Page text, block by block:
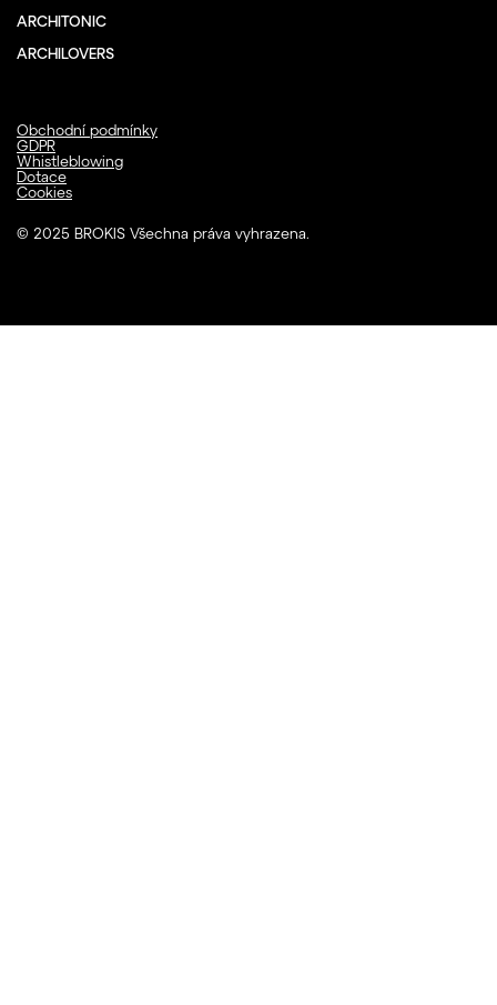
ARCHITONIC
ARCHILOVERS
© 2025 BROKIS Všechna práva vyhrazena.
Obchodní podmínky
GDPR
Whistleblowing
Dotace
Cookies